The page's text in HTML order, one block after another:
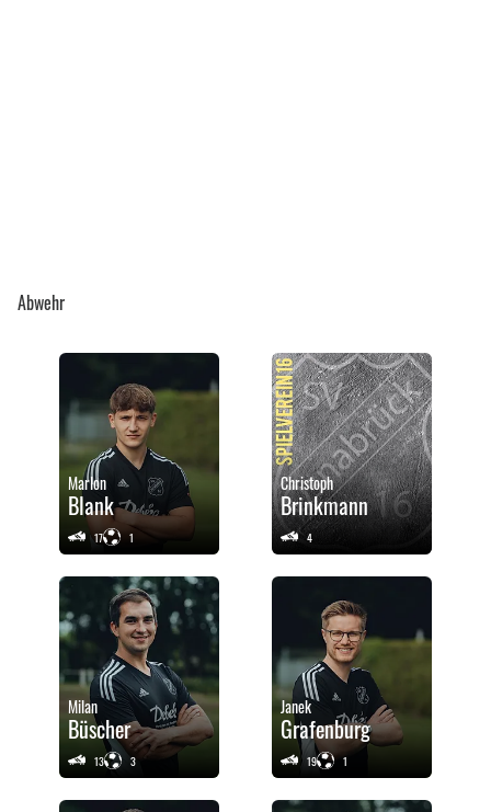
Abwehr
Marlon
Blank
17 1
Christoph
Brinkmann
4
Milan
Büscher
13 3
Janek
Grafenburg
19 1